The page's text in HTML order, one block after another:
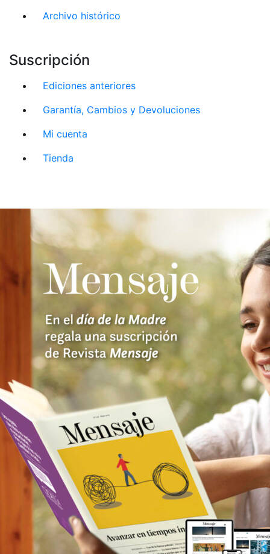
Archivo histórico
Suscripción
Ediciones anteriores
Garantía, Cambios y Devoluciones
Mi cuenta
Tienda